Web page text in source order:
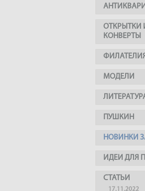
ОТКРЫТКИ
КОНВЕРТЫ
МОДЕЛИ
ПУШКИН
НОВИНКИ
ИДЕИ ДЛЯ
СТАТЬИ
17.11.2022